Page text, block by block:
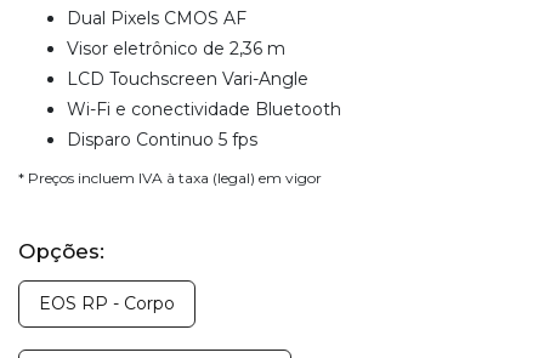
Dual Pixels CMOS AF
Visor eletrônico de 2,36 m
LCD Touchscreen Vari-Angle
Wi-Fi e conectividade Bluetooth
Disparo Continuo 5 fps
* Preços incluem IVA à taxa (legal) em vigor
Opções:
EOS RP - Corpo